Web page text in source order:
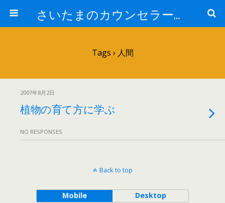
さいたまのカウンセラー日記
Tags › 人間
2007年8月2日
植物の育て方に学ぶ
NO RESPONSES
Back to top
Mobile Desktop